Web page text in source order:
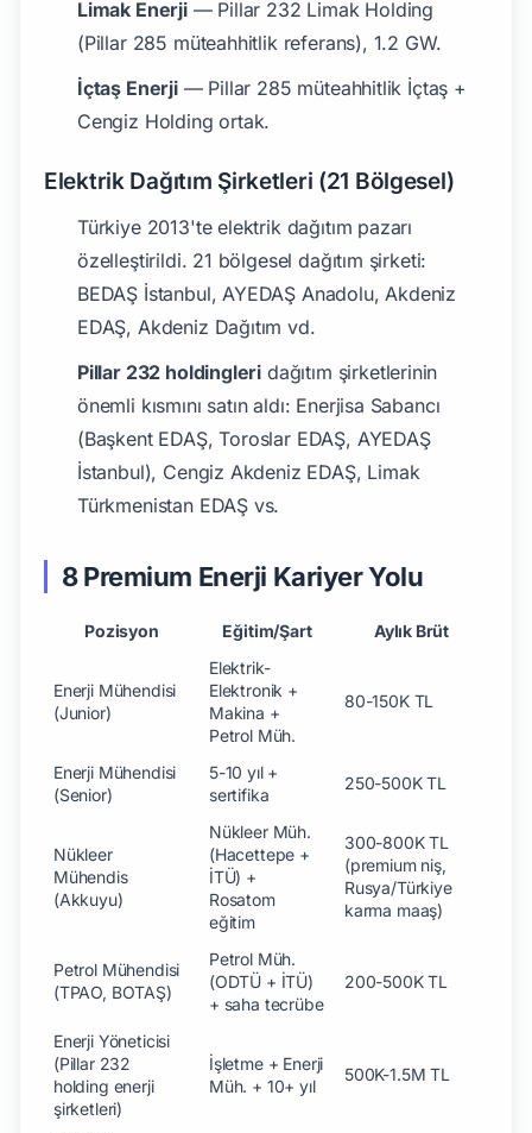
Limak Enerji— Pillar 232 Limak Holding
(Pillar 285 müteahhitlik referans), 1.2 GW.
İçtaş Enerji— Pillar 285 müteahhitlik İçtaş +
Cengiz Holding ortak.
Elektrik Dağıtım Şirketleri (21 Bölgesel)
Türkiye 2013'te elektrik dağıtım pazarı
özelleştirildi. 21 bölgesel dağıtım şirketi:
BEDAŞ İstanbul, AYEDAŞ Anadolu, Akdeniz
EDAŞ, Akdeniz Dağıtım vd.
Pillar 232 holdingleri dağıtım şirketlerinin
önemli kısmını satın aldı: Enerjisa Sabancı
(Başkent EDAŞ, Toroslar EDAŞ, AYEDAŞ
İstanbul), Cengiz Akdeniz EDAŞ, Limak
Türkmenistan EDAŞ vs.
8 Premium Enerji Kariyer Yolu
Pozisyon Eğitim/Şart Aylık Brüt
Enerji Mühendisi
(Junior)
Elektrik-
Elektronik +
Makina +
Petrol Müh.
80-150K TL
Enerji Mühendisi
(Senior)
5-10 yıl +
sertifika
250-500K TL
Nükleer
Mühendis
(Akkuyu)
Nükleer Müh.
(Hacettepe +
İTÜ) +
Rosatom
eğitim
300-800K TL
(premium niş,
Rusya/Türkiye
karma maaş)
Petrol Mühendisi
(TPAO, BOTAŞ)
Petrol Müh.
(ODTÜ + İTÜ)
+ saha tecrübe
200-500K TL
Enerji Yöneticisi
(Pillar 232
holding enerji
şirketleri)
İşletme + Enerji
Müh. + 10+ yıl
500K-1.5M TL